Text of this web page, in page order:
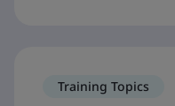
Training Topics